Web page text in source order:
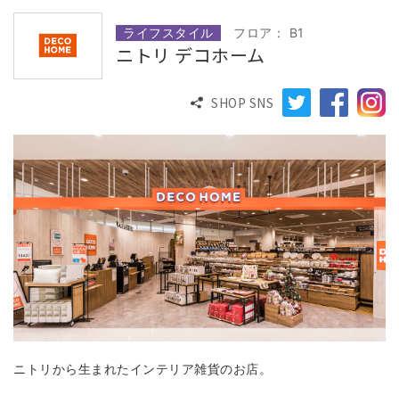
ライフスタイル フロア： B1
ニトリ デコホーム
SHOP SNS
ニトリから生まれたインテリア雑貨のお店。